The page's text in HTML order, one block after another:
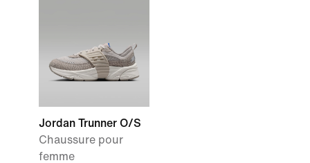
Jordan Trunner O/S
Chaussure pour
femme